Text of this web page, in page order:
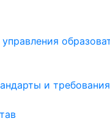
и требования